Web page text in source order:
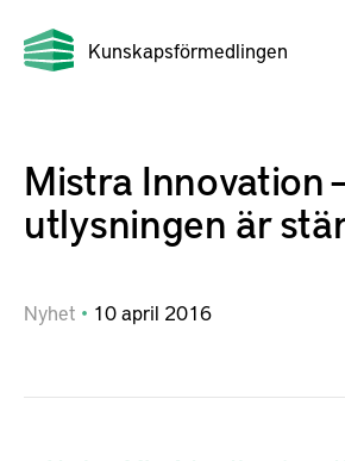
Kunskapsförmedlingen
Mistra Innovation
utlysningen är
Nyhet 10april 2016